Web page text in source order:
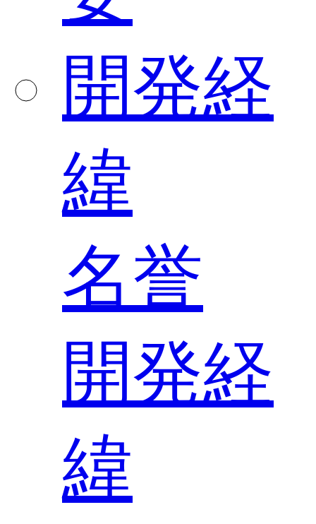
開発経
緯
名誉
開発経
緯